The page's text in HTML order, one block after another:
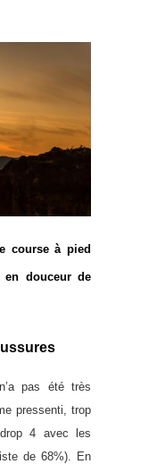
course à pied
douceur de
pas été très
pressenti, trop
4 avec les
de 68%). En